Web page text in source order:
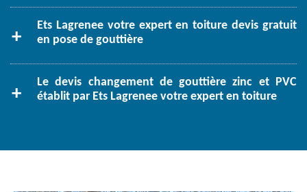
Ets Lagrenee votre expert en toiture devis gratuit
en pose de gouttière
Le devis changement de gouttière zinc et PVC
établit par Ets Lagrenee votre expert en toiture